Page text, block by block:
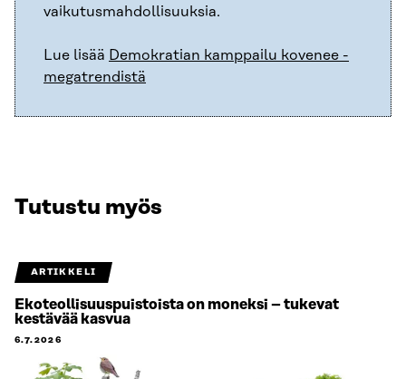
vaikutusmahdollisuuksia.
Lue lisää Demokratian kamppailu kovenee -
megatrendistä
Tutustu myös
ARTIKKELI
Ekoteollisuuspuistoista on moneksi – tukevat
kestävää kasvua
6.7.2026